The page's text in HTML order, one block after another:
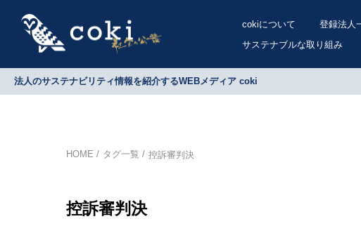
cokiについて 登録法人
サステナブルな取り組み
法人のサステナビリティ情報を紹介するWEBメディア coki
HOME タグ一覧 控訴審判決
控訴審判決